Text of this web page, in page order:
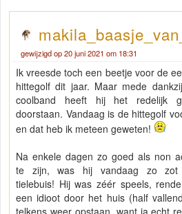
gewijzigd op 20 juni 2021 om 18:31
Ik vreesde toch een beetje voor de
hittegolf dit jaar. Maar mede
coolband heeft hij het redelijk
doorstaan. Vandaag is de hittegolf
en dat heb ik meteen geweten!
Na enkele dagen zo goed als non
te zijn, was hij vandaag zo zot
tielebuis! Hij was zéér speels,
een idioot door het huis (half